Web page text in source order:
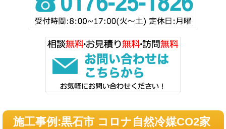
施工事例:黒石市 コロナ自然冷媒CO2家